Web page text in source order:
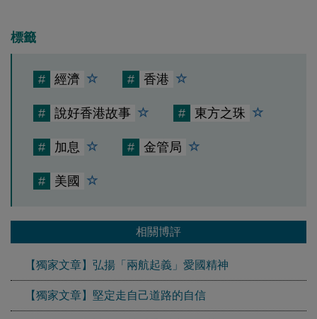
標籤
# 經濟 # 香港
# 說好香港故事 # 東方之珠
# 加息 # 金管局
# 美國
相關博評
【獨家文章】弘揚「兩航起義」愛國精神
【獨家文章】堅定走自己道路的自信